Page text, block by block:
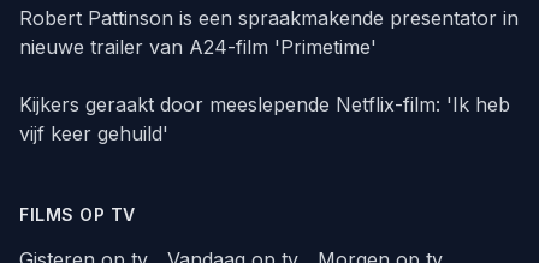
Robert Pattinson is een spraakmakende presentator in
nieuwe trailer van A24-film 'Primetime'
Kijkers geraakt door meeslepende Netflix-film: 'Ik heb
vijf keer gehuild'
FILMS OP TV